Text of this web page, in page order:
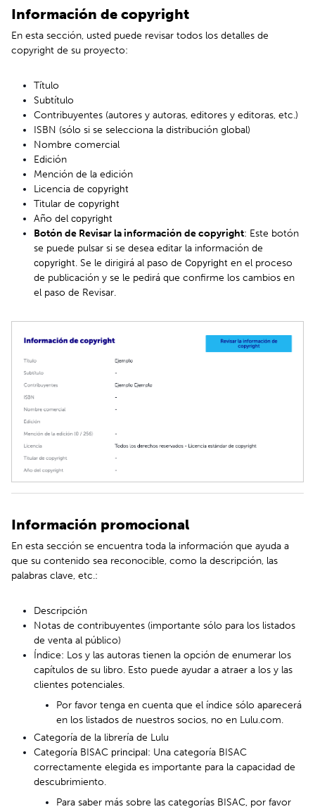
Información de copyright
En esta sección, usted puede revisar todos los detalles de
copyright de su proyecto:
Título
Subtítulo
Contribuyentes (autores y autoras, editores y editoras, etc.)
ISBN (sólo si se selecciona la distribución global)
Nombre comercial
Edición
Mención de la edición
Licencia de copyright
Titular de copyright
Año del copyright
Botón de Revisar la información de copyright: Este botón
se puede pulsar si se desea editar la información de
copyright. Se le dirigirá al paso de Copyright en el proceso
de publicación y se le pedirá que confirme los cambios en
el paso de Revisar.
Información promocional
En esta sección se encuentra toda la información que ayuda a
que su contenido sea reconocible, como la descripción, las
palabras clave, etc.:
Descripción
Notas de contribuyentes (importante sólo para los listados
de venta al público)
Índice: Los y las autoras tienen la opción de enumerar los
capítulos de su libro. Esto puede ayudar a atraer a los y las
clientes potenciales.
Por favor tenga en cuenta que el índice sólo aparecerá
en los listados de nuestros socios, no en Lulu.com.
Categoría de la librería de Lulu
Categoría BISAC principal: Una categoría BISAC
correctamente elegida es importante para la capacidad de
descubrimiento.
Para saber más sobre las categorías BISAC, por favor